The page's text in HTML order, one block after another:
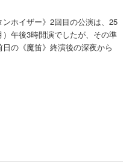
ホイザー》2回目の公演は、25
）午後3時開演でしたが、その準
日の《魔笛》終演後の深夜から